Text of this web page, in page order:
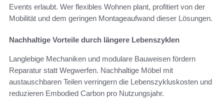
Events erlaubt. Wer flexibles Wohnen plant, profitiert von der
Mobilität und dem geringen Montageaufwand dieser Lösungen.
Nachhaltige Vorteile durch längere Lebenszyklen
Langlebige Mechaniken und modulare Bauweisen fördern
Reparatur statt Wegwerfen. Nachhaltige Möbel mit
austauschbaren Teilen verringern die Lebenszykluskosten und
reduzieren Embodied Carbon pro Nutzungsjahr.